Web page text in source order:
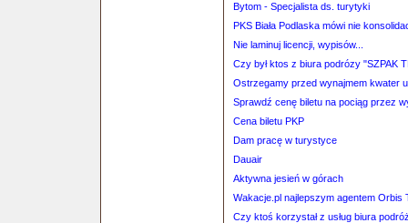
Bytom - Specjalista ds. turytyki
PKS Biała Podlaska mówi nie
Nie laminuj licencji, wypisów...
Czy był ktos z biura podrózy "SZPAK
Ostrzegamy przed wynajmem kwater
Sprawdź cenę biletu na pociąg przez
Cena biletu PKP
Dam pracę w turystyce
Dauair
Aktywna jesień w górach
Wakacje.pl najlepszym agentem Orbis
Czy ktoś korzystał z usług biura